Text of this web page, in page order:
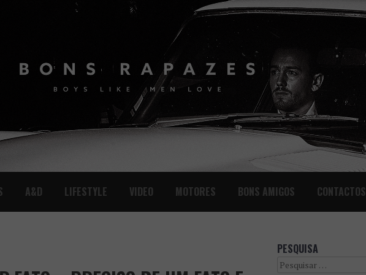
A&D LIFESTYLE VIDEO MOTORES BONS AMIGOS CONTACTOS
PESQUISA
Search